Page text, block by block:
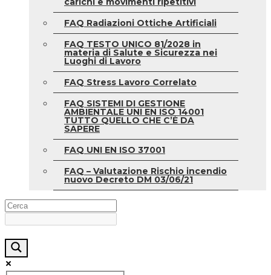
FAQ Radiazioni Ottiche Artificiali
FAQ TESTO UNICO 81/2028 in
materia di Salute e Sicurezza nei
Luoghi di Lavoro
FAQ Stress Lavoro Correlato
FAQ SISTEMI DI GESTIONE
AMBIENTALE UNI EN ISO 14001
TUTTO QUELLO CHE C’È DA
SAPERE
FAQ UNI EN ISO 37001
FAQ – Valutazione Rischio incendio
nuovo Decreto DM 03/06/21